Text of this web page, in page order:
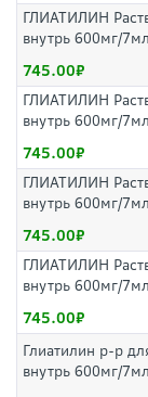
ГЛИАТИЛИН
внутрь 600мг/
745.00
ГЛИАТИЛИН
внутрь 600мг/
745.00
ГЛИАТИЛИН
внутрь 600мг/
745.00
ГЛИАТИЛИН
внутрь 600мг/
745.00
Глиатилин р-р
внутрь 600мг/